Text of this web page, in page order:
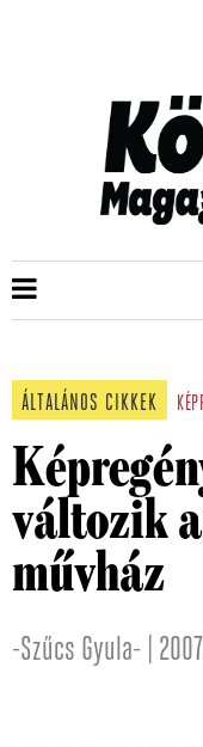
ÁLTALÁNOS CIKKEK
változik
művház
-Szűcs Gyula- |